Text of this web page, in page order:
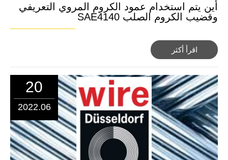
أين يتم استخدام عمود الكروم المروي التعريفي
وقضيب الكروم الصلب SAE4140
اقرأ أكثر
20
2022.06